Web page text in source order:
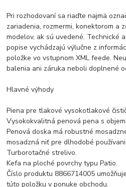
Pri rozhodovaní sa riaďte najmä
zariadenia, rozmermi, konektorom a
modelov, ak sú uvedené. Technické
popise vychádzajú výlučne z
položke vo vstupnom XML feede.
balenia ani záruka neboli doplnené
Hlavné výhody
Piena pre tlakové vysokotlakové
Vysokokvalitná penová pena s
Penová doska má robustné
mosadzná niť pre dlhodobé
Turborotačné strelivo.
Kefa na ploché povrchy typu Patio.
Číslo produktu 8866714005
túto položku v ponuke obchodu.